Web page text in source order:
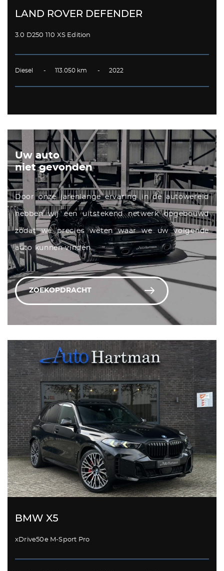
LAND ROVER DEFENDER
3.0 D250 110 XS Edition
Diesel - 113.050 km - 2022
Uw auto
niet gevonden
Door onze jarenlange ervaring in de autowereld
hebben wij een uitstekend netwerk opgebouwd
zodat we precies weten waar we uw volgende
auto kunnen vinden.
ZOEKOPDRACHT
BMW X5
xDrive50e M-Sport Pro